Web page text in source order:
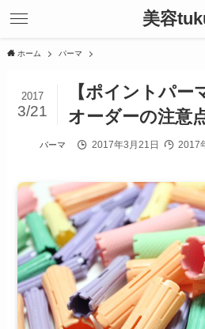
美容
ホーム パーマ
【ポイントパー
オーダーの注意
2017
3/21
パーマ 2017年3月21日 2017